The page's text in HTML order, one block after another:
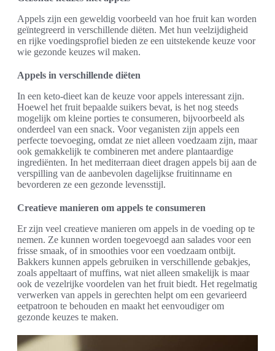
Appels zijn een geweldig voorbeeld van hoe fruit kan worden
geïntegreerd in verschillende diëten. Met hun veelzijdigheid
en rijke voedingsprofiel bieden ze een uitstekende keuze voor
wie gezonde keuzes wil maken.
Appels in verschillende diëten
In een keto-dieet kan de keuze voor appels interessant zijn.
Hoewel het fruit bepaalde suikers bevat, is het nog steeds
mogelijk om kleine porties te consumeren, bijvoorbeeld als
onderdeel van een snack. Voor veganisten zijn appels een
perfecte toevoeging, omdat ze niet alleen voedzaam zijn, maar
ook gemakkelijk te combineren met andere plantaardige
ingrediënten. In het mediterraan dieet dragen appels bij aan de
verspilling van de aanbevolen dagelijkse fruitinname en
bevorderen ze een gezonde levensstijl.
Creatieve manieren om appels te consumeren
Er zijn veel creatieve manieren om appels in de voeding op te
nemen. Ze kunnen worden toegevoegd aan salades voor een
frisse smaak, of in smoothies voor een voedzaam ontbijt.
Bakkers kunnen appels gebruiken in verschillende gebakjes,
zoals appeltaart of muffins, wat niet alleen smakelijk is maar
ook de vezelrijke voordelen van het fruit biedt. Het regelmatig
verwerken van appels in gerechten helpt om een gevarieerd
eetpatroon te behouden en maakt het eenvoudiger om
gezonde keuzes te maken.